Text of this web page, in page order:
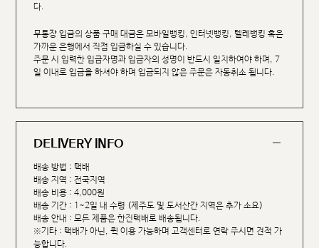
다.
무통장 입금의 상품 구매 대금은 모바일뱅킹, 인터넷뱅킹, 텔레뱅킹 혹은
가까운 은행에서 직접 입금하실 수 있습니다.
주문 시 입력한 입금자명과 입금자의 성명이 반드시 일치하여야 하며, 7
일 이내로 입금을 하셔야 하며 입금되지 않은 주문은 자동취소 됩니다.
DELIVERY INFO
배송 방법 : 택배
배송 지역 : 전국지역
배송 비용 : 4,000원
배송 기간 : 1~2일 내 수령 (제주도 및 도서산간 지역은 추가 소요)
배송 안내 : 모든 제품은 한진택배로 배송됩니다.
※기타 : 택배가 아닌, 퀵 이용 가능하며 고객센터로 연락 주시면 견적 가
능합니다.